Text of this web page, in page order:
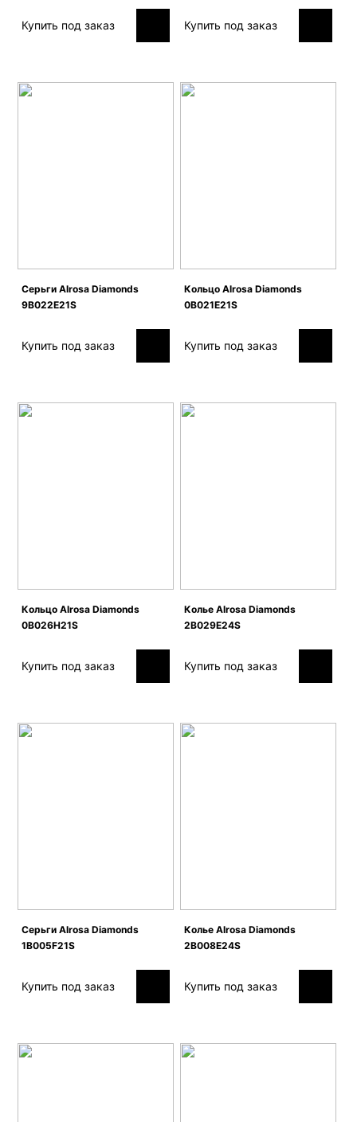
Купить под заказ Купить под заказ
Серьги Alrosa Diamonds
9B022E21S
Купить под заказ
Кольцо Alrosa Diamonds
0B021E21S
Купить под заказ
Кольцо Alrosa Diamonds
0B026H21S
Купить под заказ
Колье Alrosa Diamonds
2B029E24S
Купить под заказ
Серьги Alrosa Diamonds
1B005F21S
Купить под заказ
Колье Alrosa Diamonds
2B008E24S
Купить под заказ